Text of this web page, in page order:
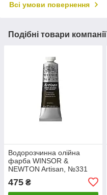
Всі умови повернення
Подібні товари компанії
Водорозчинна олійна
фарба WINSOR &
NEWTON Artisan, №331
(Ivory black), 37мл.
475 ₴